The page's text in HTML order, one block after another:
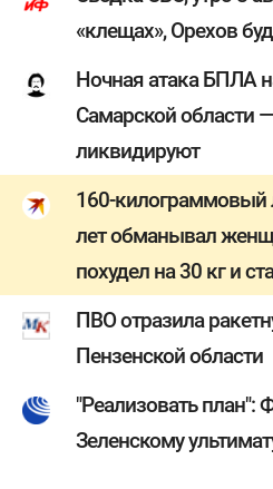
«клещах», Орехов
Ночная атака БПЛА
Самарской области
ликвидируют
160-килограммовый
лет обманывал
похудел на 30 кг и
ПВО отразила
Пензенской области
"Реализовать
Зеленскому